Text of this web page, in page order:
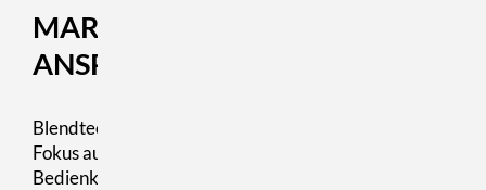
MARKENPOSITION &
ANSPRUCH
Blendtec steht für amerikanisches Engineering mit
Fokus auf Effizienz, Langlebigkeit und
Bedienkomfort. Das Unternehmen produziert nach